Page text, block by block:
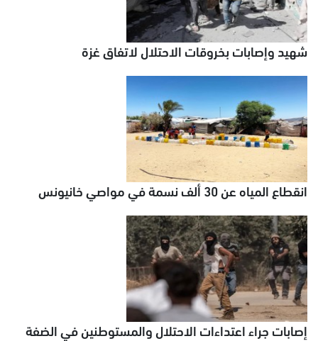
شهيد وإصابات بخروقات الاحتلال لاتفاق غزة
انقطاع المياه عن 30 ألف نسمة في مواصي خانيونس
إصابات جراء اعتداءات الاحتلال والمستوطنين في الضفة